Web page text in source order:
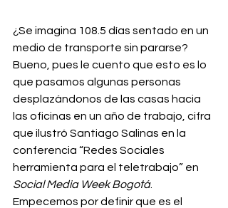
¿Se imagina 108.5 días sentado en un
medio de transporte sin pararse?
Bueno, pues le cuento que esto es lo
que pasamos algunas personas
desplazándonos de las casas hacia
las oficinas en un año de trabajo, cifra
que ilustró Santiago Salinas en la
conferencia “Redes Sociales
herramienta para el teletrabajo” en
Social Media Week Bogotá.
Empecemos por definir que es el